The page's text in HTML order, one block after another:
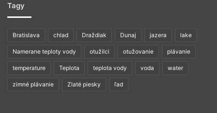
Tagy
Bratislava chlad Draždiak Dunaj jazera lake
Namerane teploty vody otužilci otužovanie plávanie
temperature Teplota teplota vody voda water
zimné plávanie Zlaté piesky ľad